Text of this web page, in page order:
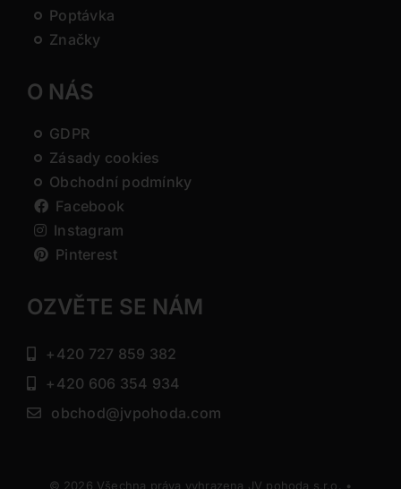
Poptávka
Značky
O NÁS
GDPR
Zásady cookies
Obchodní podmínky
Facebook
Instagram
Pinterest
OZVĚTE SE NÁM
+420 727 859 382
+420 606 354 934
obchod@jvpohoda.com
© 2026 Všechna práva vyhrazena JV pohoda s.r.o. •